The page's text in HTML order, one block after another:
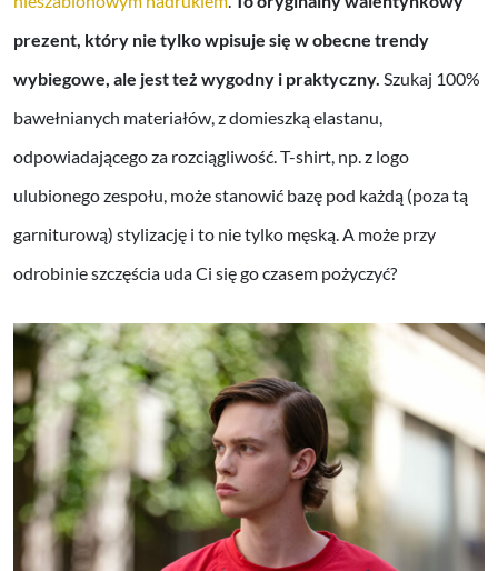
prezent, który nie tylko wpisuje się w obecne trendy
wybiegowe, ale jest też wygodny i praktyczny. Szukaj 100%
bawełnianych materiałów, z domieszką elastanu,
odpowiadającego za rozciągliwość. T-shirt, np. z logo
ulubionego zespołu, może stanowić bazę pod każdą (poza tą
garniturową) stylizację i to nie tylko męską. A może przy
odrobinie szczęścia uda Ci się go czasem pożyczyć?